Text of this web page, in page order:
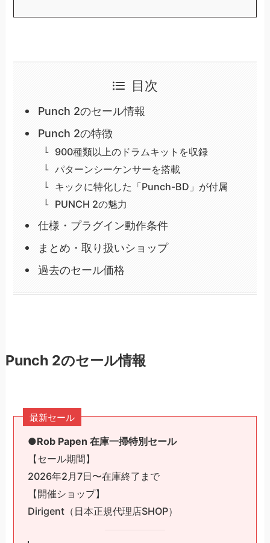
目次
Punch 2のセール情報
Punch 2の特徴
900種類以上のドラムキットを収録
パターンシーケンサーを搭載
キックに特化した「Punch-BD」が付属
PUNCH 2の魅力
仕様・プラグイン動作条件
まとめ・取り扱いショップ
過去のセール価格
Punch 2のセール情報
最新セール
●Rob Papen 在庫一掃特別セール
【セール期間】
2026年2月7日〜在庫終了まで
【開催ショップ】
Dirigent（日本正規代理店SHOP）